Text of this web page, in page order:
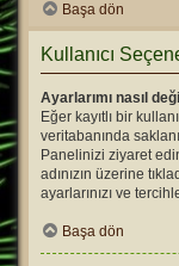
Başa dön
Kullanıcı
Ayarlarımı nasıl
Eğer kayıtlı bir
veritabanında
Panelinizi ziyaret
adınızın üzerine
ayarlarınızı ve
Başa dön